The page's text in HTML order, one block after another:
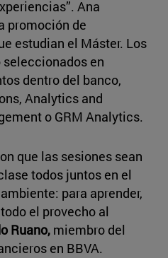
Ana
promoción de
estudian el Máster. Los
en
dentro del banco,
Analytics and
o GRM Analytics.
que las sesiones sean
todos juntos en el
para aprender,
el provecho al
Ruano, miembro del
en BBVA.